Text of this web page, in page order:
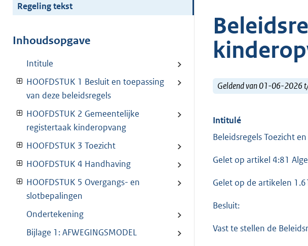
Regeling tekst
Inhoudsopgave
Intitule
HOOFDSTUK 1 Besluit en toepassing
van deze beleidsregels
HOOFDSTUK 2 Gemeentelijke
registertaak kinderopvang
HOOFDSTUK 3 Toezicht
HOOFDSTUK 4 Handhaving
HOOFDSTUK 5 Overgangs- en
slotbepalingen
Ondertekening
Bijlage 1: AFWEGINGSMODEL
Geldend van 01-06-2026
Intitulé
Beleidsregels Toezicht
Gelet op artikel 4:81
Gelet op de artikelen
Besluit:
Vast te stellen de